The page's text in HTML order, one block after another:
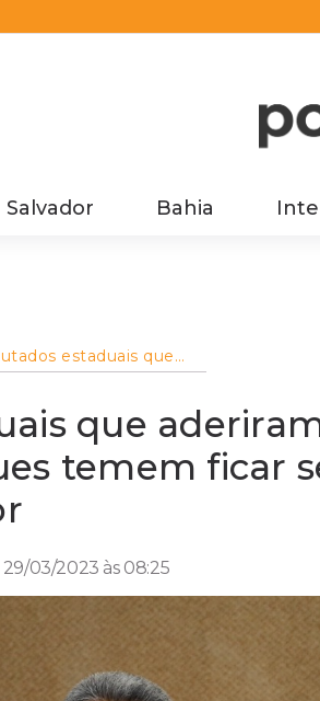
Salvador Bahia
estaduais que
ao governo
sem cargos em redutos
que
temem ficar
29/03/2023 às 08:25